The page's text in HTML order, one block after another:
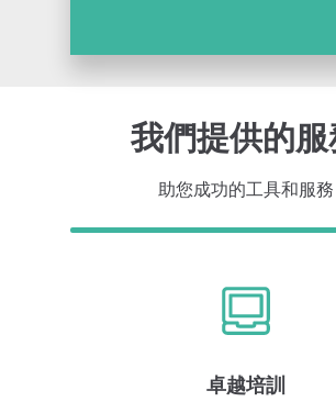
助您成功的工具和服務
卓越培訓
我們提供的